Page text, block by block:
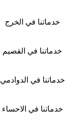
خدماتنا في الخرج
خدماتنا في القصيم
خدماتنا في الدوادمي
خدماتنا في الاحساء